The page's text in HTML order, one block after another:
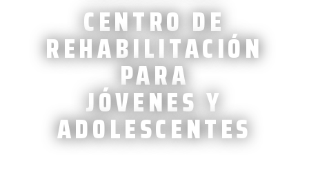
CENTRO DE
REHABILITACIÓN
PARA
JÓVENES Y
ADOLESCENTES